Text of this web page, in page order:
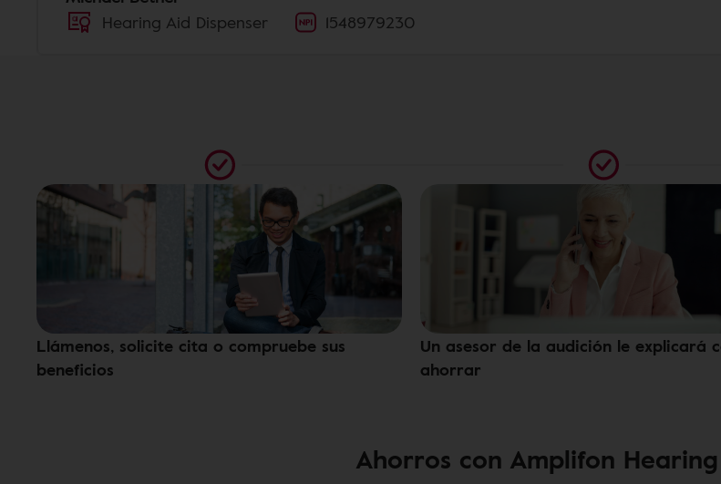
Hearing Aid Dispenser
1548979230
Llámenos, solicite cita o compruebe sus
beneficios
Un asesor de la audición le explicará
ahorrar
Ahorros con Amplifon